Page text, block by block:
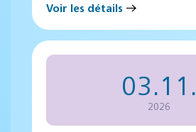
Voir les détails
03.11.
2026